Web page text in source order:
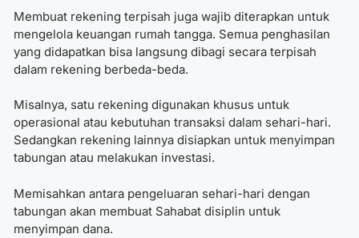
Membuat rekening terpisah juga wajib diterapkan untuk
mengelola keuangan rumah tangga. Semua penghasilan
yang didapatkan bisa langsung dibagi secara terpisah
dalam rekening berbeda-beda.
Misalnya, satu rekening digunakan khusus untuk
operasional atau kebutuhan transaksi dalam sehari-hari.
Sedangkan rekening lainnya disiapkan untuk menyimpan
tabungan atau melakukan investasi.
Memisahkan antara pengeluaran sehari-hari dengan
tabungan akan membuat Sahabat disiplin untuk
menyimpan dana.